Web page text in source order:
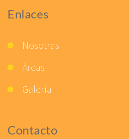
Enlaces
Nosotras
Áreas
Galería
Contacto